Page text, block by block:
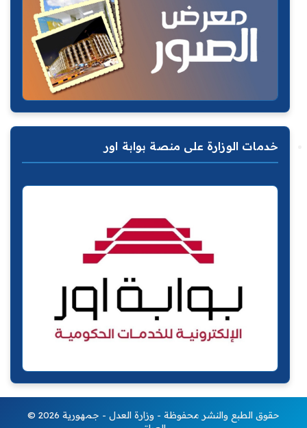
خدمات الوزارة على منصة بوابة اور
© 2026 حقوق الطبع والنشر محفوظة - وزارة العدل - جمهورية